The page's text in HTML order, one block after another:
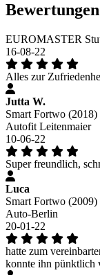
EUROMASTER
16-08-22
Alles zur
Jutta W.
Smart Fortwo (2018)
Autofit Leitenmaier
10-06-22
Super freundlich,
Luca
Smart Fortwo (2009)
Auto-Berlin
20-01-22
hatte zum
konnte ihn pünktlich